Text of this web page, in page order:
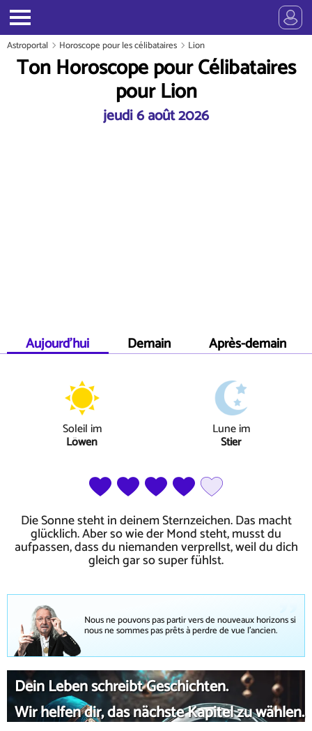
Astroportal Horoscope pour les célibataires Lion
Ton Horoscope pour Célibataires
pour Lion
jeudi 6 août 2026
Aujourd'hui Demain Après-demain
Soleilim
Löwen
Luneim
Stier
Die Sonne steht in deinem Sternzeichen. Das macht
glücklich. Aber so wie der Mond steht, musst du
aufpassen, dass du niemanden verprellst, weil du dich
gleich gar so super fühlst.
Nous ne pouvons pas partir vers de nouveaux horizons si
nous ne sommes pas prêts à perdre de vue l'ancien.
Dein Leben schreibt Geschichten.
Wir helfen dir, das nächste Kapitel zu wählen.